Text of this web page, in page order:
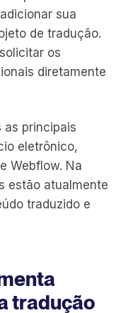
sua
de tradução.
os
diretamente
principais
eletrônico,
Webflow. Na
estão atualmente
traduzido e
tradução